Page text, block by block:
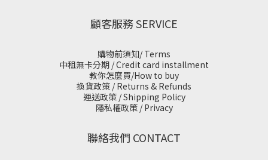
顧客服務 SERVICE
購物前須知/ Terms
中租無卡分期 / Credit card installment
教你怎麼買/How to buy
換貨政策 / Returns & Refunds
運送政策 / Shipping Policy
隱私權政策 / Privacy
聯絡我們 CONTACT